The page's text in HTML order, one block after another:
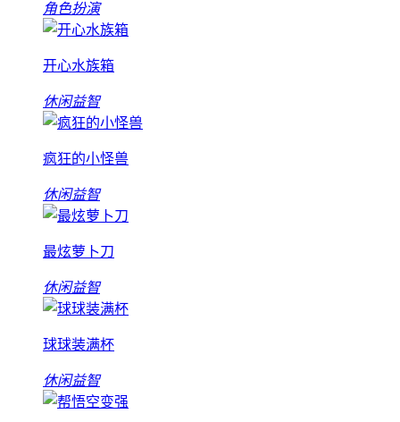
角色扮演
开心水族箱
休闲益智
疯狂的小怪兽
休闲益智
最炫萝卜刀
休闲益智
球球装满杯
休闲益智